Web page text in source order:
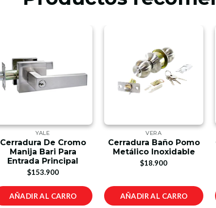
YALE
Cerradura De Cromo
Manija Bari Para
Entrada Principal
$153.900
AÑADIR AL CARRO
VERA
Cerradura Baño Pomo
Metálico Inoxidable
$18.900
AÑADIR AL CARRO